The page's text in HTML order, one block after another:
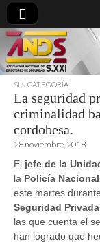
SIN CATEGORÍA
La seguridad
criminalidad
cordobesa.
28 noviembre, 2018
El jefe de la
la Policía Nacional
este martes
Seguridad Privada
las que cuenta el
han logrado que